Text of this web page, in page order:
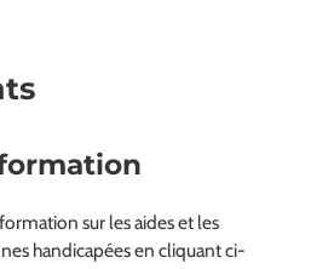
sur les aides et les
handicapées en cliquant ci-